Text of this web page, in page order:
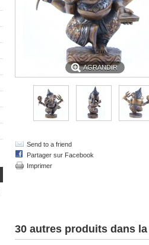
AGRANDIR
Send to a friend
Partager sur Facebook
Imprimer
30 autres produits dans